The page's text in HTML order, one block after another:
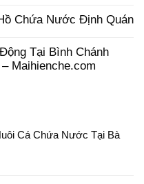
Chứa Nước Định Quán
Tại Bình Chánh
Maihienche.com
Cá Chứa Nước Tại Bà